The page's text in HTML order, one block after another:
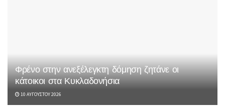
Φρένο στην ανεξέλεγκτη δόμηση ζητάνε οι
κάτοικοι στα Κυκλαδονήσια
10 ΑΥΓΟΎΣΤΟΥ 2026